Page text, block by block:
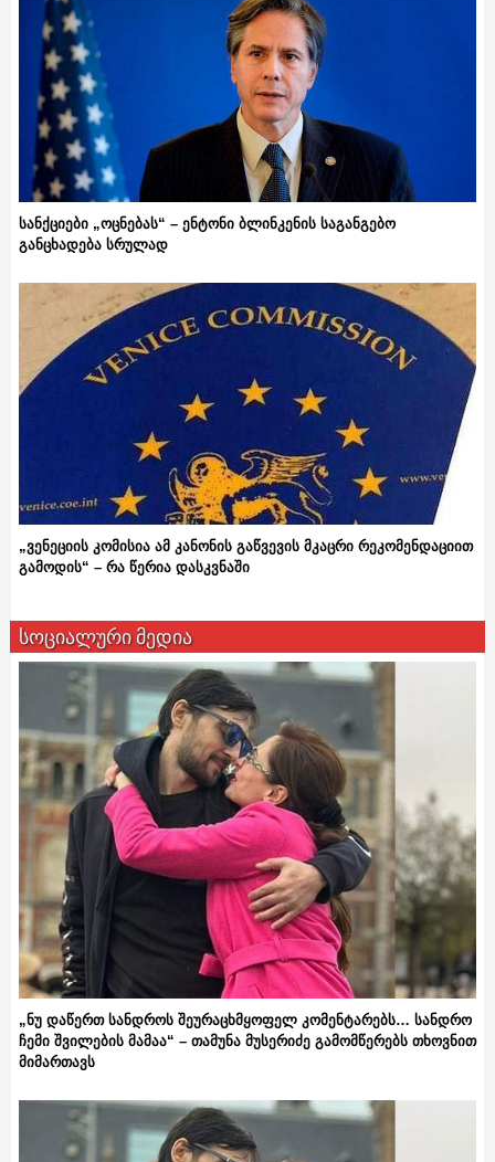
სანქციები „ოცნებას“ – ენტონი ბლინკენის საგანგებო
განცხადება სრულად
„ვენეციის კომისია ამ კანონის გაწვევის მკაცრი რეკომენდაციით
გამოდის“ – რა წერია დასკვნაში
სოციალური მედია
„ნუ დაწერთ სანდროს შეურაცხმყოფელ კომენტარებს… სანდრო
ჩემი შვილების მამაა“ – თამუნა მუსერიძე გამომწერებს თხოვნით
მიმართავს